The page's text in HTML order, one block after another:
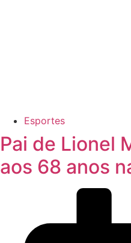
Esportes
Pai de Lionel
aos 68 anos